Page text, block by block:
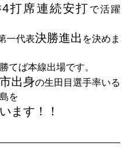
4打席連続安打 で活躍
一代表決勝進出 を決めま
てば本線出場です。
出身の生田目選手率いる
を
ます！！